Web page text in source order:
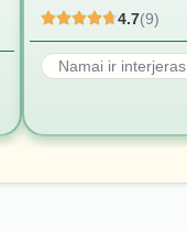
4.7(9)
Namai ir interjeras